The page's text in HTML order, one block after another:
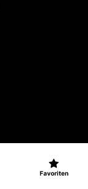
Favoriten